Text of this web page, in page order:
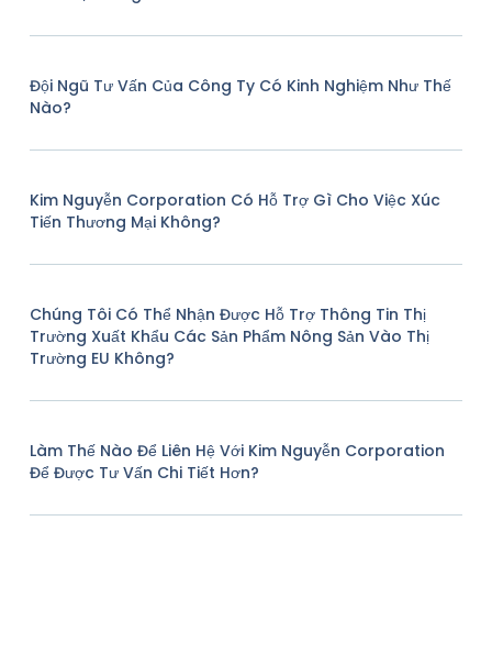
Đội Ngũ Tư Vấn Của Công Ty Có Kinh Nghiệm Như Thế
Nào?
Kim Nguyễn Corporation Có Hỗ Trợ Gì Cho Việc Xúc
Tiến Thương Mại Không?
Chúng Tôi Có Thể Nhận Được Hỗ Trợ Thông Tin Thị
Trường Xuất Khẩu Các Sản Phẩm Nông Sản Vào Thị
Trường EU Không?
Làm Thế Nào Để Liên Hệ Với Kim Nguyễn Corporation
Để Được Tư Vấn Chi Tiết Hơn?